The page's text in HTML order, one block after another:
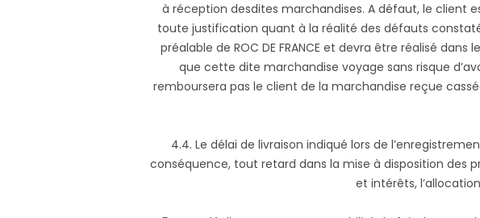
à réception desdites marchandises. A défaut, le client
toute justification quant à la réalité des défauts
préalable de ROC DE FRANCE et devra être réalisé
que cette dite marchandise voyage sans risque
remboursera pas le client de la marchandise reçue
4.4. Le délai de livraison indiqué lors de
conséquence, tout retard dans la mise à disposition des
et intérêts,